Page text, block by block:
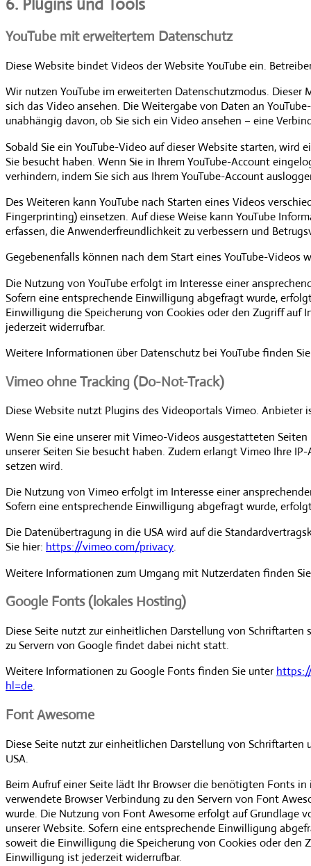
6. Plugins und Tools
YouTube mit erweitertem Datenschutz
Diese Website bindet Videos der Website YouTube ein.
Wir nutzen YouTube im erweiterten Datenschutzmodus. Dieser
sich das Video ansehen. Die Weitergabe von Daten an
unabhängig davon, ob Sie sich ein Video ansehen – eine
Sobald Sie ein YouTube-Video auf dieser Website starten, wird
Sie besucht haben. Wenn Sie in Ihrem YouTube-Account
verhindern, indem Sie sich aus Ihrem YouTube-Account
Des Weiteren kann YouTube nach Starten eines Videos
Fingerprinting) einsetzen. Auf diese Weise kann YouTube
erfassen, die Anwenderfreundlichkeit zu verbessern und
Gegebenenfalls können nach dem Start eines YouTube-
Die Nutzung von YouTube erfolgt im Interesse einer
Sofern eine entsprechende Einwilligung abgefragt wurde,
Einwilligung die Speicherung von Cookies oder den Zugriff auf
jederzeit widerrufbar.
Weitere Informationen über Datenschutz bei YouTube finden
Vimeo ohne Tracking (Do-Not-Track)
Diese Website nutzt Plugins des Videoportals Vimeo. Anbieter
Wenn Sie eine unserer mit Vimeo-Videos ausgestatteten
unserer Seiten Sie besucht haben. Zudem erlangt Vimeo Ihre
setzen wird.
Die Nutzung von Vimeo erfolgt im Interesse einer
Sofern eine entsprechende Einwilligung abgefragt wurde,
Die Datenübertragung in die USA wird auf die
Sie hier: https://vimeo.com/privacy.
Weitere Informationen zum Umgang mit Nutzerdaten finden
Google Fonts (lokales Hosting)
Diese Seite nutzt zur einheitlichen Darstellung von
zu Servern von Google findet dabei nicht statt.
Weitere Informationen zu Google Fonts finden Sie unter
hl=de.
Font Awesome
Diese Seite nutzt zur einheitlichen Darstellung von Schriftarten
USA.
Beim Aufruf einer Seite lädt Ihr Browser die benötigten Fonts
verwendete Browser Verbindung zu den Servern von Font
wurde. Die Nutzung von Font Awesome erfolgt auf Grundlage
unserer Website. Sofern eine entsprechende Einwilligung
soweit die Einwilligung die Speicherung von Cookies oder den
Einwilligung ist jederzeit widerrufbar.